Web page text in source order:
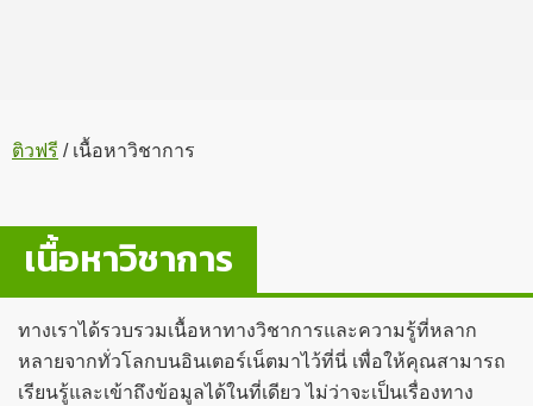
ติวฟรี /เนื้อหาวิชาการ
เนื้อหาวิชาการ
ทางเราได้รวบรวมเนื้อหาทางวิชาการและความรู้ที่หลาก
หลายจากทั่วโลกบนอินเตอร์เน็ตมาไว้ที่นี่ เพื่อให้คุณสามารถ
เรียนรู้และเข้าถึงข้อมูลได้ในที่เดียว ไม่ว่าจะเป็นเรื่องทาง